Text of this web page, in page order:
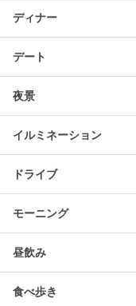
ディナー
デート
夜景
イルミネーション
ドライブ
モーニング
昼飲み
食べ歩き